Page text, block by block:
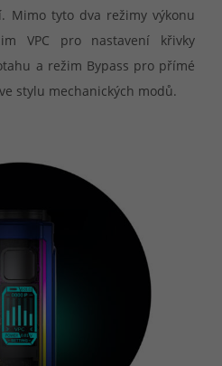
Mimo tyto dva režimy výkonu
VPC pro nastavení křivky
a režim Bypass pro přímé
stylu mechanických modů.